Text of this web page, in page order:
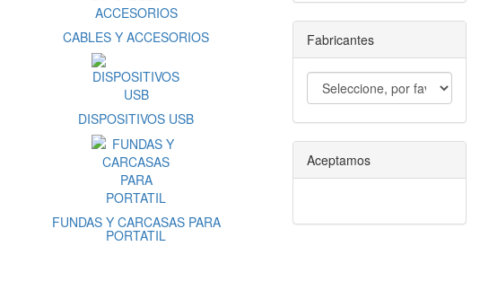
CABLES Y ACCESORIOS
DISPOSITIVOS USB
FUNDAS Y CARCASAS PARA
PORTATIL
Fabricantes
Aceptamos